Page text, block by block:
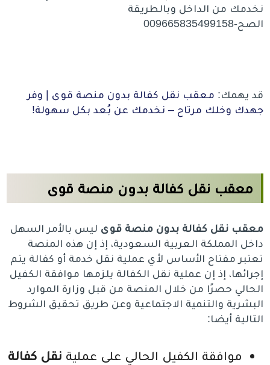
نخدمك من الداخل وبالطريقة
الصح-009665835499158
قد يهمك: معقب نقل كفالة بدون منصة قوى | وفر
جهدك وخلك مرتاح – نخدمك عن بُعد بكل سهولة!
معقب نقل كفالة بدون منصة قوى
معقب نقل كفالة بدون منصة قوى ليس بالأمر السهل
داخل المملكة العربية السعودية، إذ إن هذه المنصة
تعتبر مفتاح الأساس لأي عملية نقل خدمة أو كفالة يتم
إجرائها، إذ إن عملية نقل الكفالة يلزمها موافقة الكفيل
الحالي حصرًا من خلال المنصة من قبل وزارة الموارد
البشرية والتنمية الاجتماعية وعن طريق تحقيق الشروط
التالية أيضا:
موافقة الكفيل الحالي على عملية نقل كفالة